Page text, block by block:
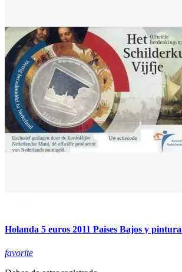
Holanda 5 euros 2011 Paises Bajos y
favorite